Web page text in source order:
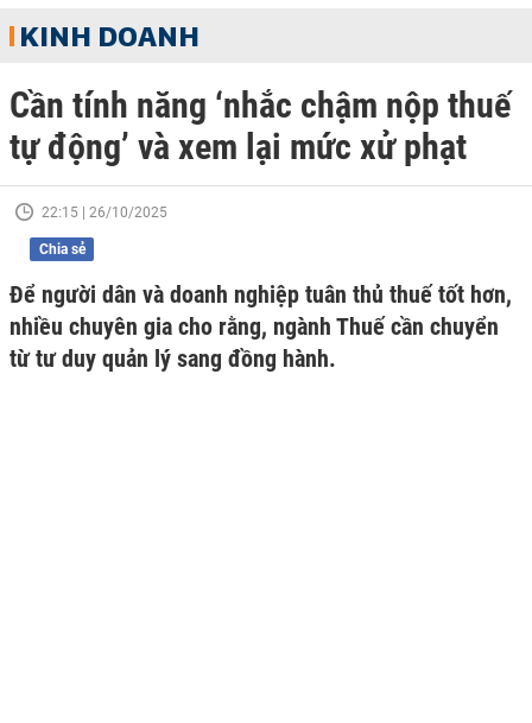
KINH DOANH
Cần tính năng ‘nhắc chậm nộp thuế
tự động’ và xem lại mức xử phạt
22:15 | 26/10/2025
Chia sẻ
Để người dân và doanh nghiệp tuân thủ thuế tốt hơn,
nhiều chuyên gia cho rằng, ngành Thuế cần chuyển
từ tư duy quản lý sang đồng hành.